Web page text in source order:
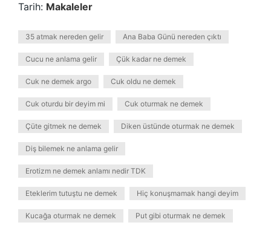
Tarih: Makaleler
35 atmak nereden gelir Ana Baba Günü nereden çıktı
Cucu ne anlama gelir Çük kadar ne demek
Cuk ne demek argo Cuk oldu ne demek
Cuk oturdu bir deyim mi Cuk oturmak ne demek
Çüte gitmek ne demek Diken üstünde oturmak ne demek
Diş bilemek ne anlama gelir
Erotizm ne demek anlamı nedir TDK
Eteklerim tutuştu ne demek Hiç konuşmamak hangi deyim
Kucağa oturmak ne demek Put gibi oturmak ne demek